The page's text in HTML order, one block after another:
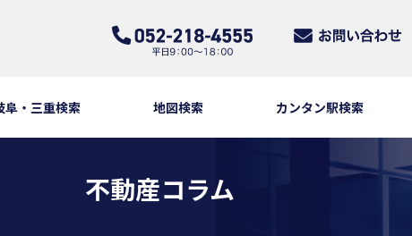
阜・三重検索 地図検索 カンタン駅検索
不動産コラム